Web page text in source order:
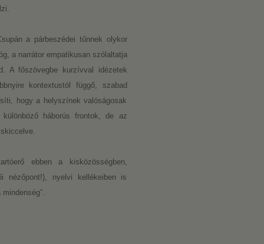
a párbeszédei tűnnek olykor
a narrátor empatikusan szólaltatja
A főszövegbe kurzívval idézetek
kontextustól függő, szabad
hogy a helyszínek valóságosak
különböző háborús frontok, de az
ebben a kisközösségben,
nézőpont!), nyelvi kellékeiben is